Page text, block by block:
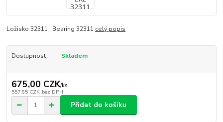
Ložisko 32311 Bearing 32311 celý popis
Dostupnost Skladem
675,00 CZK/ks
557,85 CZK bez DPH
Přidat do košíku